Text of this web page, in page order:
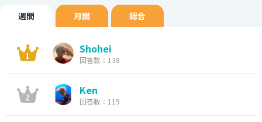
週間 月間 総合
Shohei
回答数：138
Ken
回答数：119